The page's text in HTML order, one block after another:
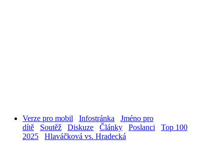
Verze pro mobil Infostránka
Jméno pro
dítě
Soutěž Diskuze Články Poslanci
Top 100
2025
Hlaváčková vs. Hradecká